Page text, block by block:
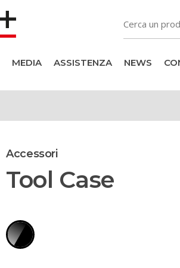
MEDIA ASSISTENZA NEWS
Accessori
Tool Case